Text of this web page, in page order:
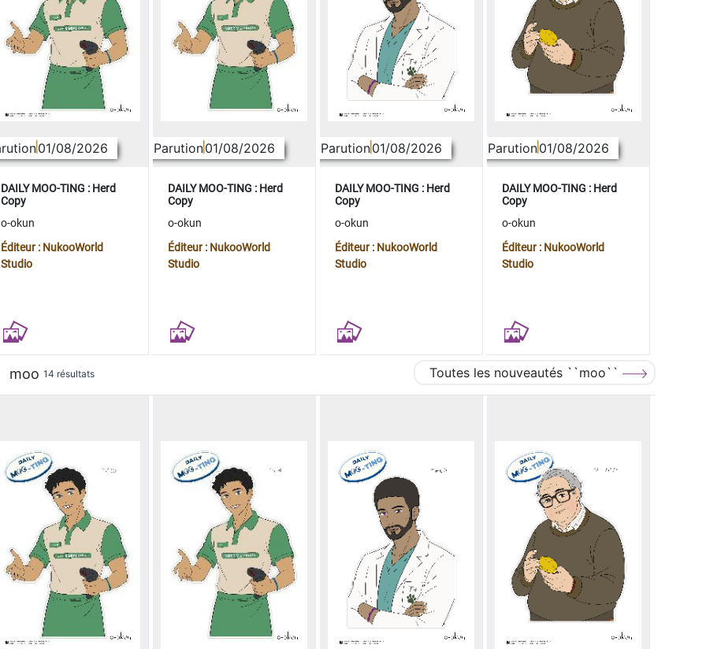
01/08/2026
DAILY MOO-TING : Herd
Copy
o-okun
Éditeur : NukooWorld
Studio
Parution01/08/2026
DAILY MOO-TING : Herd
Copy
o-okun
Éditeur : NukooWorld
Studio
Parution01/08/2026
DAILY MOO-TING : Herd
Copy
o-okun
Éditeur : NukooWorld
Studio
Parution01/08/2026
DAILY MOO-TING : Herd
Copy
o-okun
Éditeur : NukooWorld
Studio
moo 14 résultats Toutes les nouveautés ``moo``